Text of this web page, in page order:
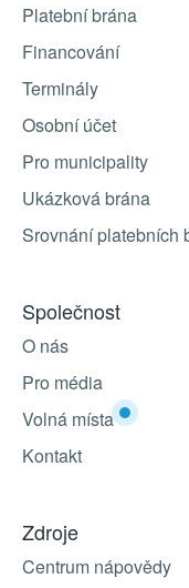
Platební brána
Financování
Terminály
Osobní účet
Pro municipality
Ukázková brána
Srovnání platebních
Společnost
O nás
Pro média
Volná místa
Kontakt
Zdroje
Centrum nápovědy